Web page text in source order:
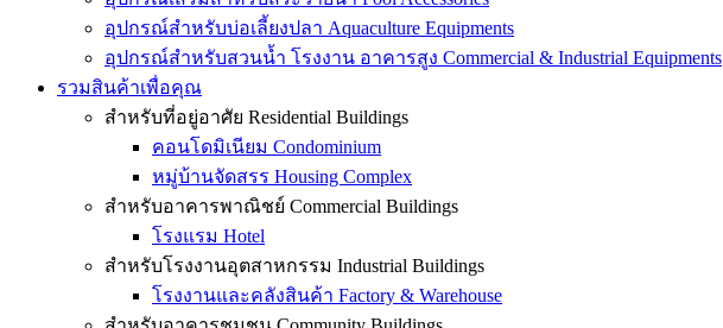
อุปกรณ์สำหรับบ่อเลี้ยงปลา Aquaculture Equipments
อุปกรณ์สำหรับสวนน้ำ โรงงาน อาคารสูง Commercial & Industrial Equipments
รวมสินค้าเพื่อคุณ
สำหรับที่อยู่อาศัย Residential Buildings
คอนโดมิเนียม Condominium
หมู่บ้านจัดสรร Housing Complex
สำหรับอาคารพาณิชย์ Commercial Buildings
โรงแรม Hotel
สำหรับโรงงานอุตสาหกรรม Industrial Buildings
โรงงานและคลังสินค้า Factory & Warehouse